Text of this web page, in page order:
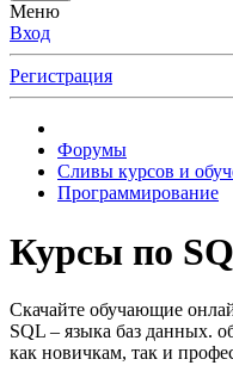
Меню
Вход
Регистрация
Форумы
Сливы курсов и
Программирование
Курсы по
Скачайте обучающие
SQL – языка баз данных.
как новичкам, так и